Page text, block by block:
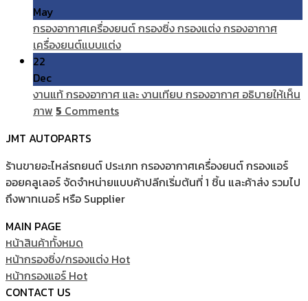
May
กรองอากาศเครื่องยนต์ กรองซิ่ง กรองแต่ง กรองอากาศ
เครื่องยนต์แบบแต่ง
22
Dec
งานแท้ กรองอากาศ และ งานเทียบ กรองอากาศ อธิบายให้เห็น
ภาพ 5 Comments
JMT AUTOPARTS
ร้านขายอะไหล่รถยนต์ ประเภท กรองอากาศเครื่องยนต์ กรองแอร์
ออยคลูเลอร์ จัดจำหน่ายแบบค้าปลีกเริ่มต้นที่ 1 ชิ้น และค้าส่ง รวมไป
ถึงพาทเนอร์ หรือ Supplier
MAIN PAGE
หน้าสินค้าทั้งหมด
หน้ากรองซิ่ง/กรองแต่ง
หน้ากรองแอร์
CONTACT US